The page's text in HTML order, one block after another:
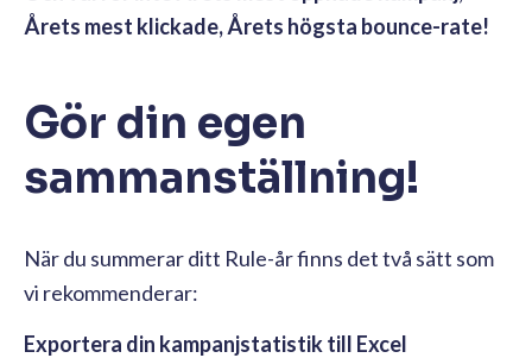
Årets mest klickade, Årets högsta bounce-rate!
Gör din egen
sammanställning!
När du summerar ditt Rule-år finns det två sätt som
vi rekommenderar:
Exportera din kampanjstatistik till Excel